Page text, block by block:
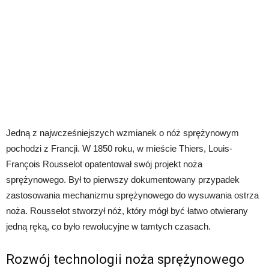
Jedną z najwcześniejszych wzmianek o nóż sprężynowym
pochodzi z Francji. W 1850 roku, w mieście Thiers, Louis-
François Rousselot opatentował swój projekt noża
sprężynowego. Był to pierwszy dokumentowany przypadek
zastosowania mechanizmu sprężynowego do wysuwania ostrza
noża. Rousselot stworzył nóż, który mógł być łatwo otwierany
jedną ręką, co było rewolucyjne w tamtych czasach.
Rozwój technologii noża sprężynowego